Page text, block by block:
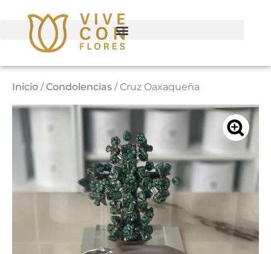
Inicio /Condolencias / Cruz Oaxaqueña